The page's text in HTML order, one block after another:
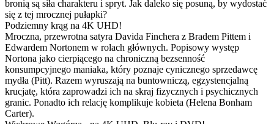
bronią są siła charakteru i spryt. Jak daleko się posuną, by wydostać
się z tej mrocznej pułapki?
Podziemny krąg na 4K UHD!
Mroczna, przewrotna satyra Davida Finchera z Bradem Pittem i
Edwardem Nortonem w rolach głównych. Popisowy występ
Nortona jako cierpiącego na chroniczną bezsenność
konsumpcyjnego maniaka, który poznaje cynicznego sprzedawcę
mydła (Pitt). Razem wyruszają na buntowniczą, egzystencjalną
krucjatę, która zaprowadzi ich na skraj fizycznych i psychicznych
granic. Ponadto ich relację komplikuje kobieta (Helena Bonham
Carter).